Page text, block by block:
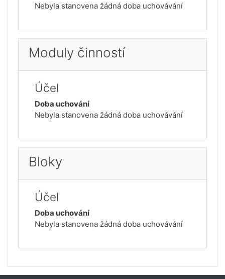
Nebyla stanovena žádná doba uchovávání
Moduly činností
Účel
Doba uchování
Nebyla stanovena žádná doba uchovávání
Bloky
Účel
Doba uchování
Nebyla stanovena žádná doba uchovávání